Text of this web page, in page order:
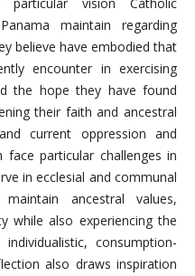
maintain regarding
believe have embodied that
encounter in exercising
the hope they have found
their faith and ancestral
current oppression and
face particular challenges in
in ecclesial and communal
ancestral values,
while also experiencing the
consumption-
also draws inspiration